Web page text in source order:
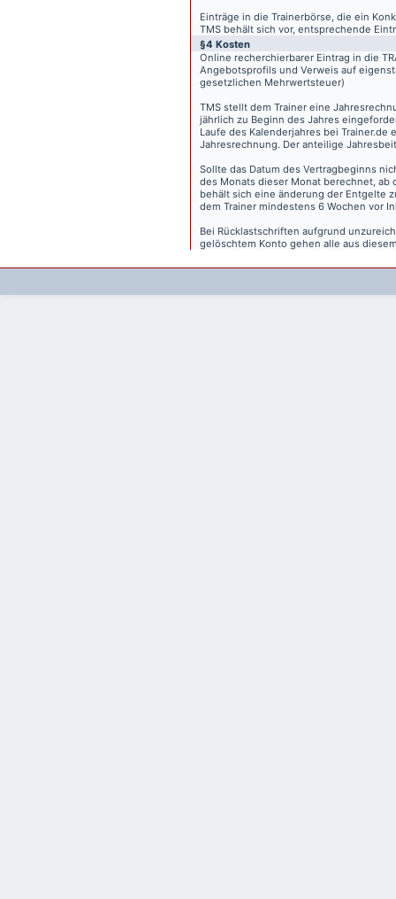
Einträge in die Trainerbörse, die ein
TMS behält sich vor, entsprechende
§4 Kosten
Online recherchierbarer Eintrag in die
Angebotsprofils und Verweis auf
gesetzlichen Mehrwertsteuer)
TMS stellt dem Trainer eine
jährlich zu Beginn des Jahres
Laufe des Kalenderjahres bei
Jahresrechnung. Der anteilige
Sollte das Datum des Vertragbeginns
des Monats dieser Monat berechnet, ab
behält sich eine änderung der Entgelte
dem Trainer mindestens 6 Wochen vor
Bei Rücklastschriften aufgrund
gelöschtem Konto gehen alle aus